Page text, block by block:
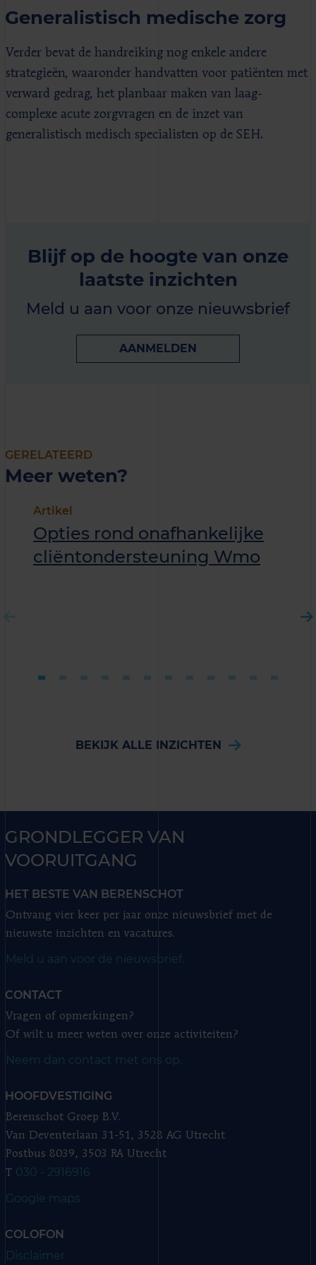
Generalistisch medische zorg
Verder bevat de handreiking nog enkele andere
strategieën, waaronder handvatten voor patiënten met
verward gedrag, het planbaar maken van laag-
complexe acute zorgvragen en de inzet van
generalistisch medisch specialisten op de SEH.
Blijf op de hoogte van onze
laatste inzichten
Meld u aan voor onze nieuwsbrief
AANMELDEN
GERELATEERD
Meer weten?
Artikel
Opties rond onafhankelijke
cliëntondersteuning Wmo
BEKIJK ALLE INZICHTEN
GRONDLEGGER VAN
VOORUITGANG
HET BESTE VAN BERENSCHOT
Ontvang vier keer per jaar onze nieuwsbrief met de
nieuwste inzichten en vacatures.
Meld u aan voor de nieuwsbrief.
CONTACT
Vragen of opmerkingen?
Of wilt u meer weten over onze activiteiten?
Neem dan contact met ons op.
HOOFDVESTIGING
Berenschot Groep B.V.
Van Deventerlaan 31-51, 3528 AG Utrecht
Postbus 8039, 3503 RA Utrecht
T 030 - 2916916
Google maps
COLOFON
Disclaimer